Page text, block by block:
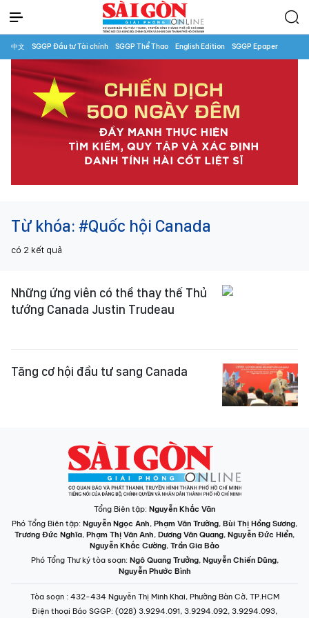
中文 SGGP Đầu tư Tài chính SGGP Thể Thao English Edition SGGP Epaper
Từ khóa: #Quốc hội Canada
có 2 kết quả
Những ứng viên có thể thay thế Thủ
tướng Canada Justin Trudeau
Tăng cơ hội đầu tư sang Canada
Tổng Biên tập: Nguyễn Khắc Văn
Phó Tổng Biên tập: Nguyễn Ngọc Anh, Phạm Văn Trường, Bùi Thị Hồng Sương,
Trương Đức Nghĩa, Phạm Thị Vân Anh, Dương Văn Quang, Nguyễn Đức Hiển,
Nguyễn Khắc Cường, Trần Gia Bảo
Phó Tổng Thư ký tòa soạn: Ngô Quang Trưởng, Nguyễn Chiến Dũng,
Nguyễn Phước Bình
Tòa soạn : 432-434 Nguyễn Thị Minh Khai, Phường Bàn Cờ, TP.HCM
Điện thoại Báo SGGP: (028) 3.9294.091, 3.9294.092, 3.9294.093,